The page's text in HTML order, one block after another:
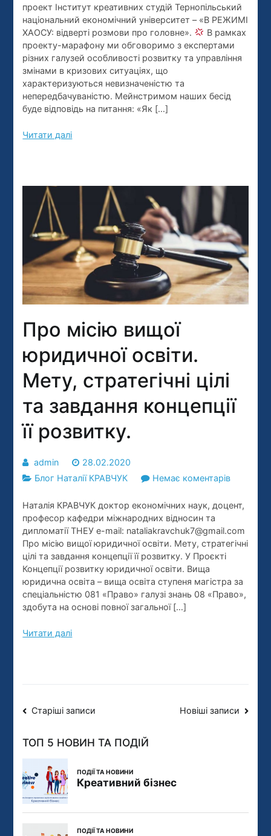
відверті
розмови
про
головне».
проект Інститут креативних студій Тернопільський
національний економічний університет – «В РЕЖИМІ
ХАОСУ: відверті розмови про головне».
В рамках
проекту-марафону ми обговоримо з експертами
різних галузей особливості розвитку та управління
змінами в кризових ситуаціях, що
характеризуються невизначеністю та
непередбачуваністю. Мейнстримом наших бесід
буде відповідь на питання: «Як […]
Читати далі
Про місію вищої
юридичної освіти.
Мету, стратегічні цілі
та завдання концепції
її розвитку.
admin
28.02.2020
Блог Наталії КРАВЧУК
Немає коментарівдо
місію
цілі
Наталія КРАВЧУК доктор економічних наук, доцент,
професор кафедри міжнародних відносин та
дипломатії ТНЕУ e-mail: nataliakravchuk7@gmail.com
Про місію вищої юридичної освіти. Мету, стратегічні
цілі та завдання концепції її розвитку. У Проєкті
Концепції розвитку юридичної освіти. Вища
юридична освіта – вища освіта ступеня магістра за
спеціальністю 081 «Право» галузі знань 08 «Право»,
здобута на основі повної загальної […]
Читати далі
Навігація
записів
Старіші записи Новіші записи
ТОП 5 НОВИН ТА ПОДІЙ